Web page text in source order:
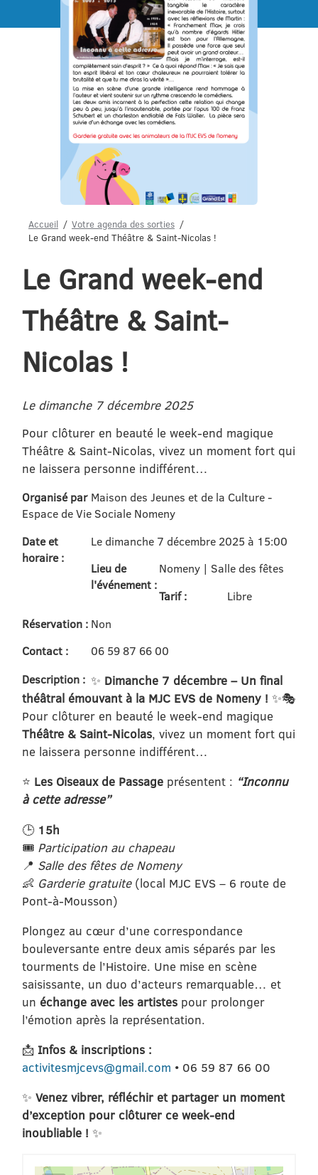
Menu
Accueil
Votre agenda des sorties
Le Grand week-end Théâtre & Saint-Nicolas !
Le Grand week-end
Théâtre & Saint-
Nicolas !
Le dimanche 7 décembre 2025
Pour clôturer en beauté le week-end magique
Théâtre & Saint-Nicolas, vivez un moment fort qui
ne laissera personne indifférent…
Organisé par Maison des Jeunes et de la Culture -
Espace de Vie Sociale Nomeny
Date et
horaire :
Le dimanche 7 décembre 2025 à 15:00
Lieu de
l'événement :
Nomeny | Salle des fêtes
Tarif :
Libre
Réservation : Non
Contact :
06 59 87 66 00
Description : ✨ Dimanche 7 décembre – Un final
théâtral émouvant à la MJC EVS de Nomeny ! ✨🎭
Pour clôturer en beauté le week-end magique
Théâtre & Saint-Nicolas, vivez un moment fort qui
ne laissera personne indifférent…
⭐ Les Oiseaux de Passage présentent : “Inconnu
à cette adresse”
🕒 15h
🎟️ Participation au chapeau
📍 Salle des fêtes de Nomeny
👶 Garderie gratuite(local MJC EVS – 6 route de
Pont-à-Mousson)
Plongez au cœur d’une correspondance
bouleversante entre deux amis séparés par les
tourments de l’Histoire. Une mise en scène
saisissante, un duo d’acteurs remarquable… et
un échange avec les artistes pour prolonger
l’émotion après la représentation.
📩Infos & inscriptions :
activitesmjcevs@gmail.com • 06 59 87 66 00
✨Venez vibrer, réfléchir et partager un moment
d’exception pour clôturer ce week-end
inoubliable ! ✨